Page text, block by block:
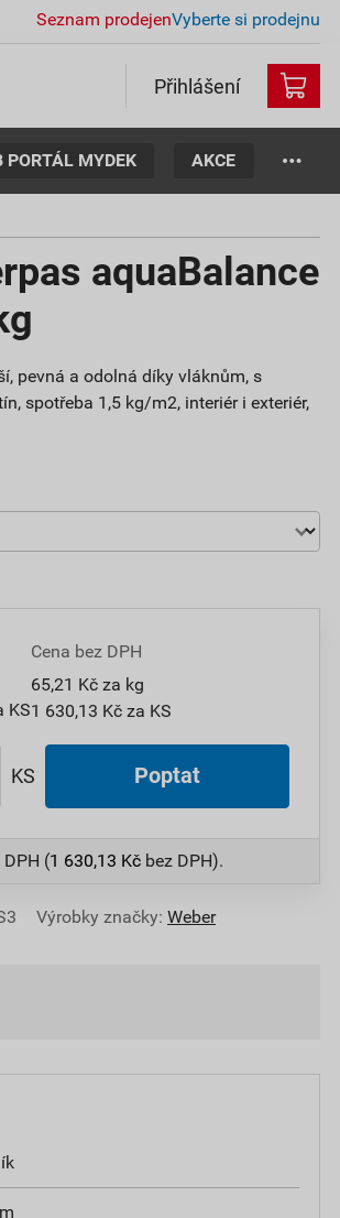
Seznam prodejenVyberte si prodejnu
Přihlášení
PORTÁL MYDEK AKCE
aquaBalance
pevná a odolná díky vláknům, s
spotřeba 1,5 kg/m2, interiér i exteriér,
KS
Cena bez DPH
65,21 Kč za kg
1 630,13 Kč za KS
KS Poptat
DPH (1 630,13 Kč bez DPH).
Výrobky značky: Weber